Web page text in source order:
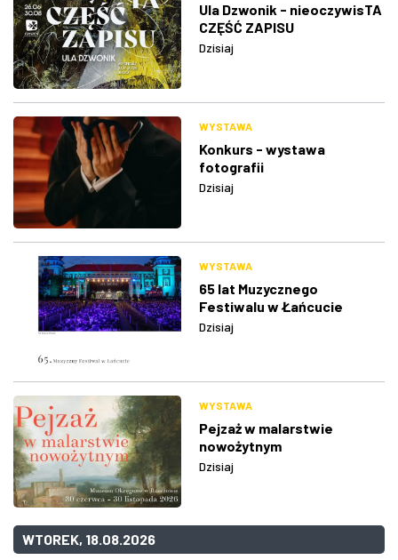
Ula Dzwonik - nieoczywisTA
CZĘŚĆ ZAPISU
Dzisiaj
WYSTAWA
Konkurs - wystawa
fotografii
Dzisiaj
WYSTAWA
65 lat Muzycznego
Festiwalu w Łańcucie
Dzisiaj
WYSTAWA
Pejzaż w malarstwie
nowożytnym
Dzisiaj
WTOREK, 18.08.2026